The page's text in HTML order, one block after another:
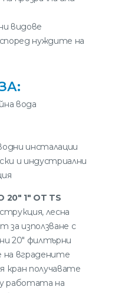
видове
нуждите на
вода
инсталации
и индустриални
20″ 1″ OT TS
лесна
за използване с
20″ филтърни
на вградените
кран получавате
работата на